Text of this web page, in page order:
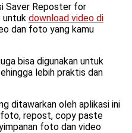
Saver Reposter for
untuk download video di
dan foto yang kamu
bisa digunakan untuk
lebih praktis dan
ditawarkan oleh aplikasi ini
foto, repost, copy paste
foto dan video